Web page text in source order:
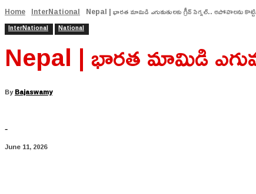
Home InterNational Nepal | భారత మామిడి ఎగుమతులకు గ్రీన్ సిగ్నల్.. అపోహలను
InterNational National
Nepal | భారత మామిడి
ByBajaswamy
-
June 11, 2026